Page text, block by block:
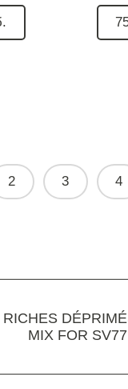
2 3 4
RICHES
MIX FOR SV77